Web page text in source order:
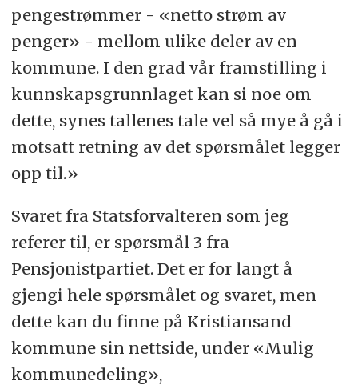
pengestrømmer - «netto strøm av
penger» - mellom ulike deler av en
kommune. I den grad vår framstilling i
kunnskapsgrunnlaget kan si noe om
dette, synes tallenes tale vel så mye å gå i
motsatt retning av det spørsmålet legger
opp til.»
Svaret fra Statsforvalteren som jeg
referer til, er spørsmål 3 fra
Pensjonistpartiet. Det er for langt å
gjengi hele spørsmålet og svaret, men
dette kan du finne på Kristiansand
kommune sin nettside, under «Mulig
kommunedeling»,